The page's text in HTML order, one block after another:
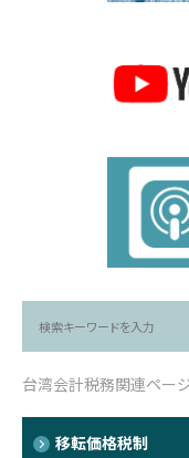
台湾会計税務関連ペー
移転価格税制